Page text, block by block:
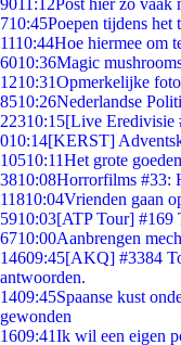
9011:12Post hier zo vaak
710:45Poepen tijdens het
1110:44Hoe hiermee om
6010:36Magic
1210:31Opmerkelijke
8510:26Nederlandse
22310:15[Live Eredivisie
010:14[KERST]
10510:11Het grote
3810:08Horrorfilms #33:
11810:04Vrienden gaan
5910:03[ATP Tour] #169
6710:00Aanbrengen
14609:45[AKQ] #3384
antwoorden.
1409:45Spaanse kust
gewonden
1609:41Ik wil een eigen